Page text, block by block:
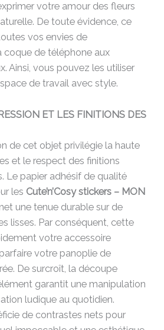
votre amour des fleurs
De toute évidence, ce
vos envies de
coque de téléphone aux
Ainsi, vous pouvez les utiliser
de travail avec style.
ET LES FINITIONS DES
de cet objet privilégie la haute
et le respect des finitions
Le papier adhésif de qualité
les Cute’n’Cosy stickers – MON
une tenue durable sur de
lisses. Par conséquent, cette
votre accessoire
votre panoplie de
De surcroît, la découpe
garantit une manipulation
ludique au quotidien.
de contrastes nets pour